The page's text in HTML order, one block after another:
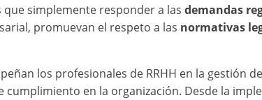
simplemente responder a las demandas
promuevan el respeto a las normativas
los profesionales de RRHH en la gestión
en la organización. Desde la